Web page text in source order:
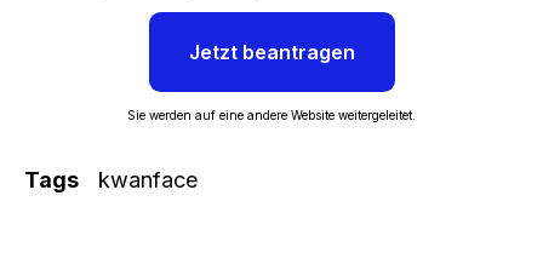
Jetzt beantragen
Sie werden auf eine andere Website weitergeleitet.
Tags kwanface